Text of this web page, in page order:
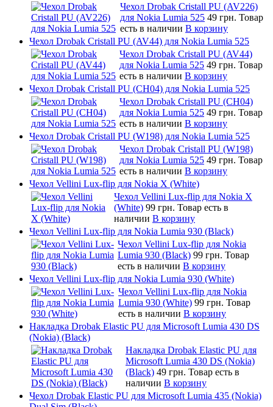
Чехол Drobak Cristall PU (AV226)
для Nokia Lumia 525 49 грн. Товар
есть в наличии В корзину
Чехол Drobak Cristall PU (AV44) для Nokia Lumia 525
Чехол Drobak Cristall PU (AV44)
для Nokia Lumia 525 49 грн. Товар
есть в наличии В корзину
Чехол Drobak Cristall PU (CH04) для Nokia Lumia 525
Чехол Drobak Cristall PU (CH04)
для Nokia Lumia 525 49 грн. Товар
есть в наличии В корзину
Чехол Drobak Cristall PU (W198) для Nokia Lumia 525
Чехол Drobak Cristall PU (W198)
для Nokia Lumia 525 49 грн. Товар
есть в наличии В корзину
Чехол Vellini Lux-flip для Nokia X (White)
Чехол Vellini Lux-flip для Nokia X
(White) 99 грн. Товар есть в
наличии В корзину
Чехол Vellini Lux-flip для Nokia Lumia 930 (Black)
Чехол Vellini Lux-flip для Nokia
Lumia 930 (Black) 99 грн. Товар
есть в наличии В корзину
Чехол Vellini Lux-flip для Nokia Lumia 930 (White)
Чехол Vellini Lux-flip для Nokia
Lumia 930 (White) 99 грн. Товар
есть в наличии В корзину
Накладка Drobak Elastic PU для Microsoft Lumia 430 DS
(Nokia) (Black)
Накладка Drobak Elastic PU для
Microsoft Lumia 430 DS (Nokia)
(Black) 49 грн. Товар есть в
наличии В корзину
Чехол Drobak Elastic PU для Microsoft Lumia 435 (Nokia)